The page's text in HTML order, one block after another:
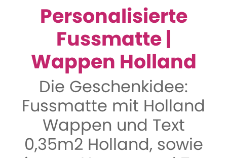
Personalisierte
Fussmatte |
Wappen Holland
Die Geschenkidee:
Fussmatte mit Holland
Wappen und Text
0,35m2 Holland, sowie